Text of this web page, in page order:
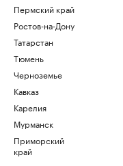
Пермский край
Ростов-на-Дону
Татарстан
Тюмень
Черноземье
Кавказ
Карелия
Мурманск
Приморский
край